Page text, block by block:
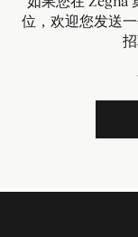
位，欢迎您发送